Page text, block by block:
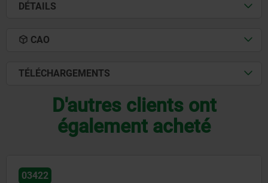
DÉTAILS
CAO
TÉLÉCHARGEMENTS
D'autres clients ont
également acheté
03422